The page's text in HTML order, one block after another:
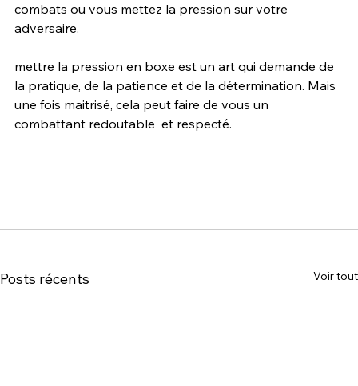
combats ou vous mettez la pression sur votre
adversaire.
mettre la pression en boxe est un art qui demande de
la pratique, de la patience et de la détermination. Mais
une fois maitrisé, cela peut faire de vous un
combattant redoutable  et respecté.
Posts récents Voir tout